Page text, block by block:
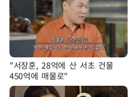
"서장훈, 28억에 산 서초 건물
450억에 매물로"